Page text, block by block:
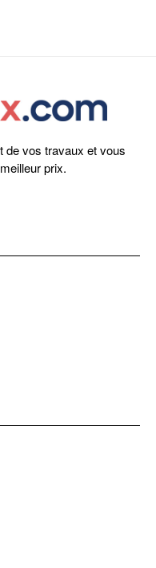
de vos travaux et vous
prix.